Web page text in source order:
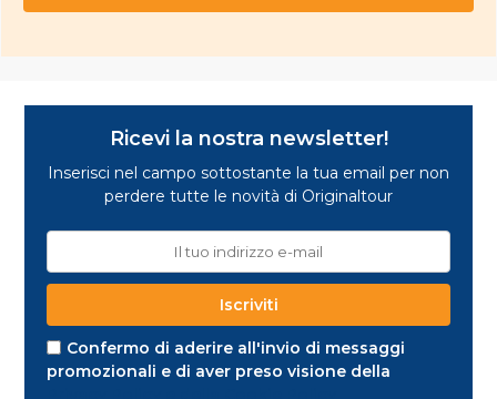
Ricevi la nostra newsletter!
Inserisci nel campo sottostante la tua email per non
perdere tutte le novità di Originaltour
Confermo di aderire all'invio di messaggi
promozionali e di aver preso visione della